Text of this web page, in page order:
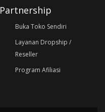
Partnership
Buka Toko Sendiri
Layanan Dropship /
Reseller
Program Afiliasi